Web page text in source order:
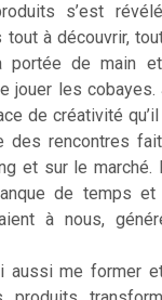
s’est
tout à découvrir,
portée de main
jouer les
de créativité
des rencontres
et sur le marché.
de temps
à nous,
aussi me former